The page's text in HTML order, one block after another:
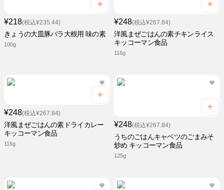
¥218(税込¥235.44)
きょうの大皿豚バラ大根用 味の素
100g
¥248(税込¥267.84)
洋風まぜごはんの素チキンライス
キッコーマン食品
116g
¥248(税込¥267.84)
洋風まぜごはんの素ドライカレー
キッコーマン食品
116g
¥248(税込¥267.84)
うちのごはんキャベツのごまみそ
炒め キッコーマン食品
125g